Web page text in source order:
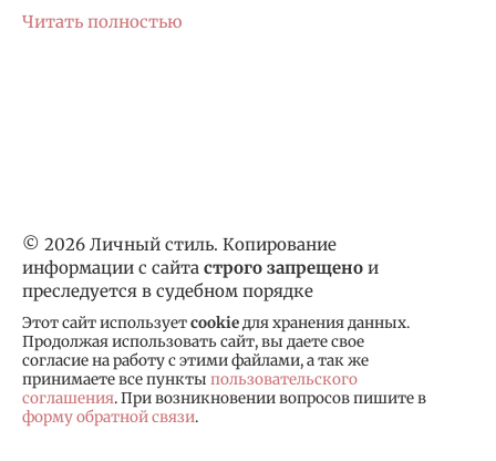
Читать полностью
© 2026 Личный стиль. Копирование
информации с сайта строго запрещено и
преследуется в судебном порядке
Этот сайт используетcookieдля хранения данных.
Продолжая использовать сайт, вы даете свое
согласие на работу с этими файлами, а так же
принимаете все пункты пользовательского
соглашения. При возникновении вопросов пишите в
форму обратной связи.